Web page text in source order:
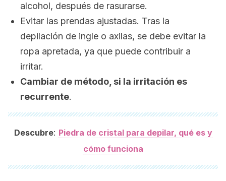
alcohol, después de rasurarse.
Evitar las prendas ajustadas. Tras la
depilación de ingle o axilas, se debe evitar la
ropa apretada, ya que puede contribuir a
irritar.
Cambiar de método, si la irritación es
recurrente.
Descubre: Piedra de cristal para depilar, qué es y
cómo funciona